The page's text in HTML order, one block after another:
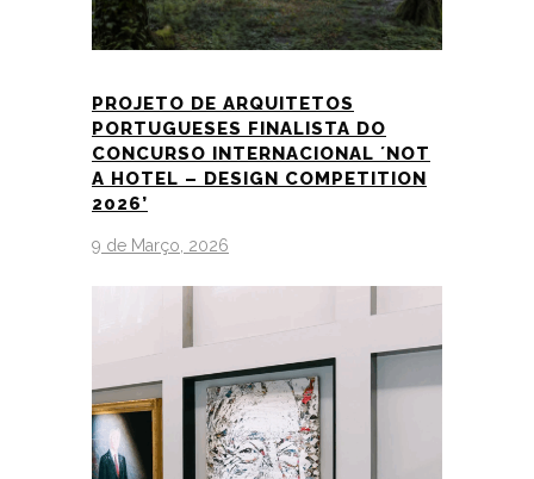
PROJETO DE ARQUITETOS
PORTUGUESES FINALISTA DO
CONCURSO INTERNACIONAL ´NOT
A HOTEL – DESIGN COMPETITION
2026’
9 de Março, 2026